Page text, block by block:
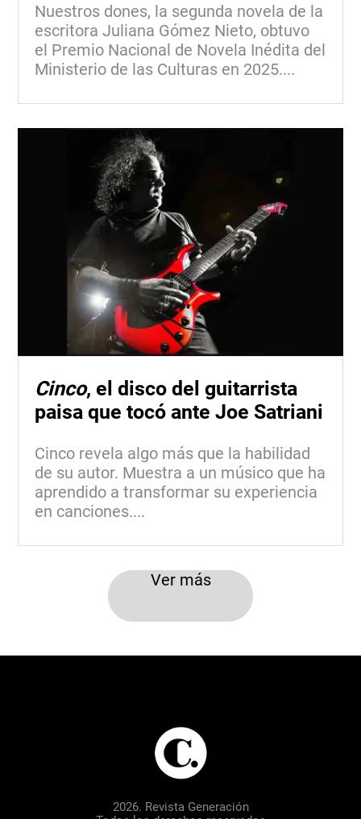
Nuestros dones, la segunda novela de la
escritora Juliana Gómez Nieto, obtuvo
el Premio Nacional de Novela Inédita del
Ministerio de las Culturas en 2025....
Cinco, el disco del guitarrista
paisa que tocó ante Joe Satriani
Cinco revela algo más que la habilidad
de su autor. Muestra a un músico que ha
aprendido a transformar su experiencia
en canciones....
Ver más
2026. Revista Generación